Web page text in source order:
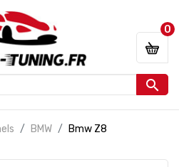

0
BMW Bmw Z8